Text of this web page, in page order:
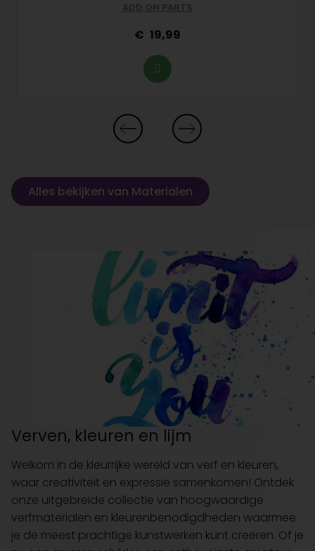
ADD ON PARTS
19,99
Alles bekijken van Materialen
Verven, kleuren en lijm
Welkom in de kleurrijke wereld van verf en kleuren,
waar creativiteit en expressie samenkomen! Ontdek
onze uitgebreide collectie van hoogwaardige
verfmaterialen en kleurenbenodigdheden waarmee
je de meest prachtige kunstwerken kunt creëren. Of je